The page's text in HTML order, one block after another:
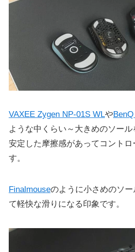
VAXEE Zygen NP-01S WLや
ような中くらい～大きめのソー
安定した摩擦感があってコントロ
す。
Finalmouseのように小さめのソ
て軽快な滑りになる印象です。